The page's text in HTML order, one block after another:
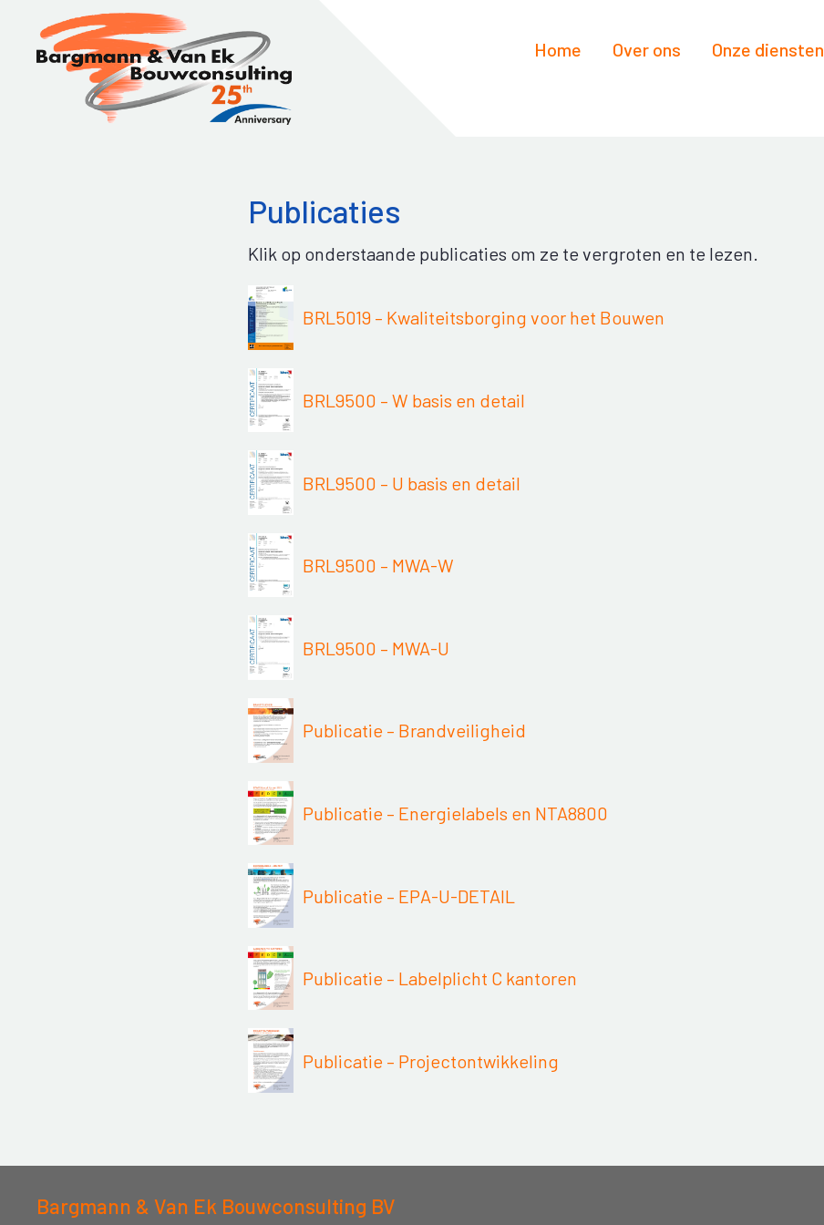
hoofdnavigatie
Home Over ons Onze diensten
Publicaties
Klik op onderstaande publicaties om ze te vergroten en te lezen.
BRL5019 – Kwaliteitsborging voor het Bouwen
BRL9500 – W basis en detail
BRL9500 – U basis en detail
BRL9500 – MWA-W
BRL9500 – MWA-U
Publicatie – Brandveiligheid
Publicatie – Energielabels en NTA8800
Publicatie – EPA-U-DETAIL
Publicatie – Labelplicht C kantoren
Publicatie – Projectontwikkeling
Bargmann & Van Ek Bouwconsulting BV